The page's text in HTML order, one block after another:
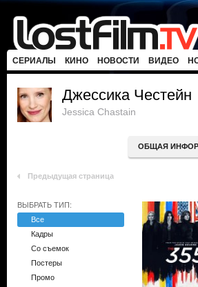
СЕРИАЛЫ КИНО НОВОСТИ ВИДЕО
Джессика Честейн
Jessica Chastain
ОБЩАЯ
Предыдущая страница
ВЫБРАТЬ ТИП:
Все
Кадры
Со съемок
Постеры
Промо